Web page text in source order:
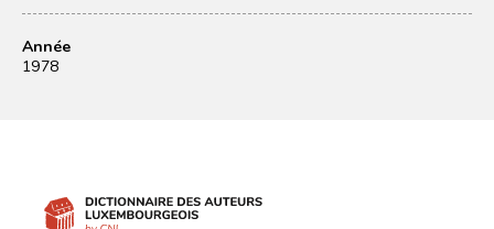
Année
1978